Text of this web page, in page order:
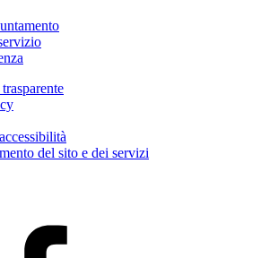
del sito e dei servizi